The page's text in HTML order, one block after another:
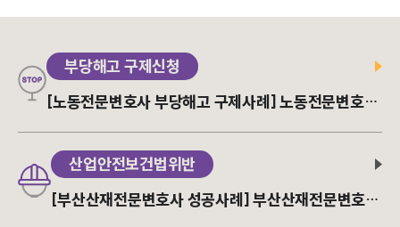
부당해고 구제신청
[노동전문변호사 부당해고 구제사례] 노동전문변호사
산업안전보건법위반
[부산산재전문변호사 성공사례] 부산산재전문변호사